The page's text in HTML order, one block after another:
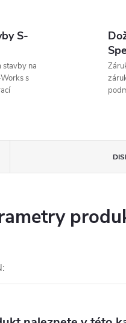
S-
stavby na
s
: